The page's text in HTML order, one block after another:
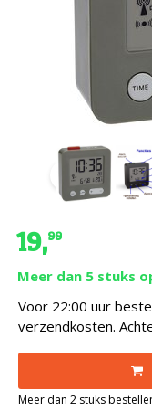
19,99
Meer dan 5 stuks
Voor 22:00 uur
verzendkosten.
Meer dan 2 stuks